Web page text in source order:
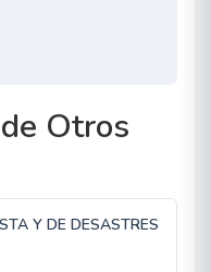
Otros
Y DE DESASTRES